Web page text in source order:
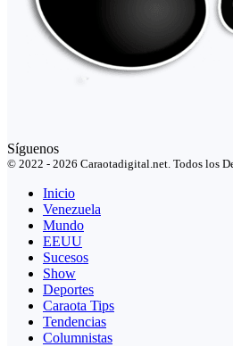
Síguenos
© 2022 - 2026 Caraotadigital.net. Todos los
Inicio
Venezuela
Mundo
EEUU
Sucesos
Show
Deportes
Caraota Tips
Tendencias
Columnistas